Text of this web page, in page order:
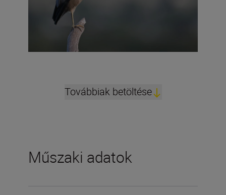
Továbbiak betöltése
Műszaki adatok